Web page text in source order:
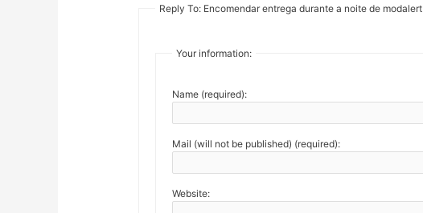
Reply To: Encomendar entrega durante a noite de modalert
Your information:
Name (required):
Mail (will not be published) (required):
Website: